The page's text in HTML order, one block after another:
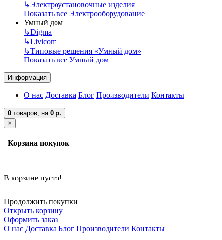
↳Электроустановочные изделия
Показать все Электрооборудование
Умный дом
↳Digma
↳Livicom
↳Типовые решения «Умный дом»
Показать все Умный дом
Информация
О нас Доставка Блог Производители Контакты
0 товаров, на 0 р.
×
Корзина покупок
В корзине пусто!
Продолжить покупки
Открыть корзину
Оформить заказ
О нас Доставка Блог Производители Контакты